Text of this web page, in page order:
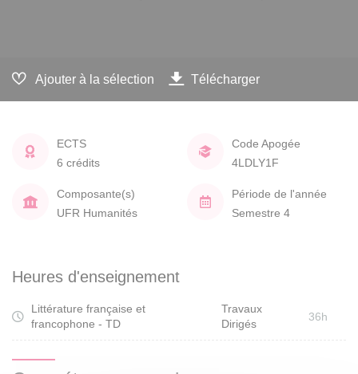
Ajouter à la sélection Télécharger
ECTS
6 crédits
Code Apogée
4LDLY1F
Composante(s)
UFR Humanités
Période de l'année
Semestre 4
Heures d'enseignement
Littérature française et
francophone - TD
Travaux
Dirigés
36h